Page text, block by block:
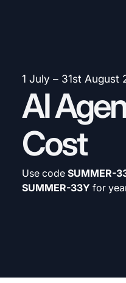
1 July – 31st August
AI
Cost
Use code SUMMER-
SUMMER-33Y for